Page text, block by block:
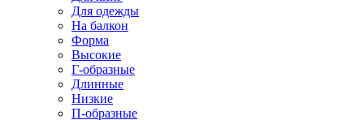
Для одежды
На балкон
Форма
Высокие
Г-образные
Длинные
Низкие
П-образные